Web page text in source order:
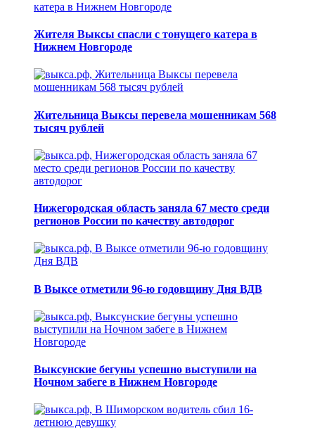
Жителя Выксы спасли с тонущего катера в
Нижнем Новгороде
Жительница Выксы перевела мошенникам 568
тысяч рублей
Нижегородская область заняла 67 место среди
регионов России по качеству автодорог
В Выксе отметили 96-ю годовщину Дня ВДВ
Выксунские бегуны успешно выступили на
Ночном забеге в Нижнем Новгороде